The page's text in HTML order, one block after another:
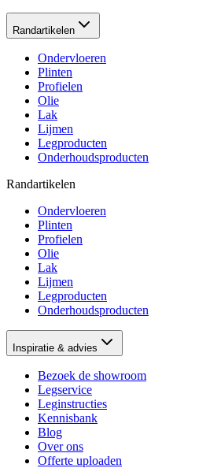
Randartikelen
Ondervloeren
Plinten
Profielen
Olie
Lak
Lijmen
Legproducten
Onderhoudsproducten
Randartikelen
Ondervloeren
Plinten
Profielen
Olie
Lak
Lijmen
Legproducten
Onderhoudsproducten
Inspiratie & advies
Bezoek de showroom
Legservice
Leginstructies
Kennisbank
Blog
Over ons
Offerte uploaden